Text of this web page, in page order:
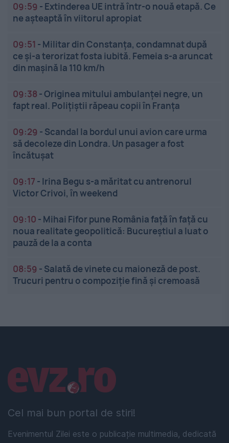
09:59 - Extinderea UE intră într-o nouă etapă. Ce
ne așteaptă în viitorul apropiat
09:51 - Militar din Constanța, condamnat după
ce și-a terorizat fosta iubită. Femeia s-a aruncat
din mașină la 110 km/h
09:38 -Originea mitului ambulanței negre, un
fapt real. Polițiștii răpeau copii în Franța
09:29 - Scandal la bordul unui avion care urma
să decoleze din Londra. Un pasager a fost
încătușat
09:17 - Irina Begu s-a măritat cu antrenorul
Victor Crivoi, în weekend
09:10 - Mihai Fifor pune România față în față cu
noua realitate geopolitică: Bucureștiul a luat o
pauză de la a conta
08:59 - Salată de vinete cu maioneză de post.
Trucuri pentru o compoziție fină și cremoasă
Cel mai bun portal de stiri!
Evenimentul Zilei este o publicație multimedia, dedicată
Linkuri utile